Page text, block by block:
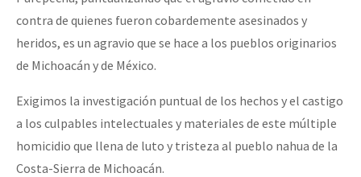
contra de quienes fueron cobardemente asesinados y
heridos, es un agravio que se hace a los pueblos originarios
de Michoacán y de México.
Exigimos la investigación puntual de los hechos y el castigo
a los culpables intelectuales y materiales de este múltiple
homicidio que llena de luto y tristeza al pueblo nahua de la
Costa-Sierra de Michoacán.